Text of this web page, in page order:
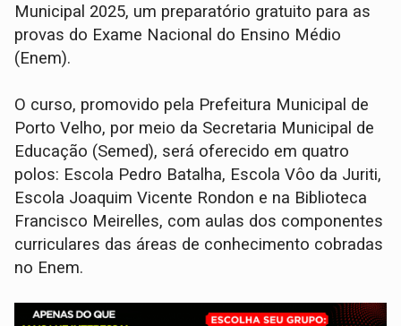
Municipal 2025, um preparatório gratuito para as
provas do Exame Nacional do Ensino Médio
(Enem).
O curso, promovido pela Prefeitura Municipal de
Porto Velho, por meio da Secretaria Municipal de
Educação (Semed), será oferecido em quatro
polos: Escola Pedro Batalha, Escola Vôo da Juriti,
Escola Joaquim Vicente Rondon e na Biblioteca
Francisco Meirelles, com aulas dos componentes
curriculares das áreas de conhecimento cobradas
no Enem.